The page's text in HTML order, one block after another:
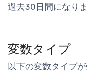
過去30日間になりま
変数タイプ
以下の変数タイプ